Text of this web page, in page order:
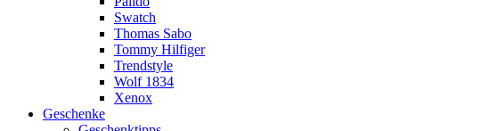
Swatch
Thomas Sabo
Tommy Hilfiger
Trendstyle
Wolf 1834
Xenox
Geschenke